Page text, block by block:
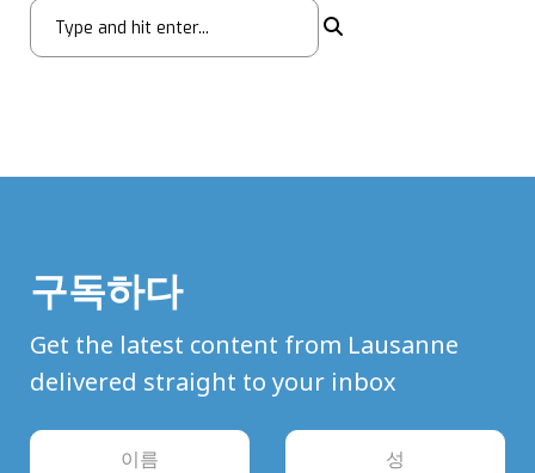
구독하다
Get the latest content from Lausanne
delivered straight to your inbox